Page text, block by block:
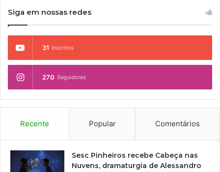
Siga em nossas redes
31 Inscritos
270 Seguidores
Recente Popular Comentários
Sesc Pinheiros recebe Cabeça nas
Nuvens, dramaturgia de Alessandro